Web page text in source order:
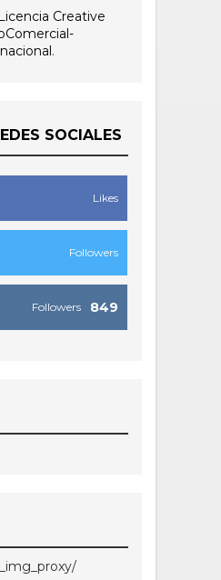
Licencia Creative
.
SOCIALES
Likes
Followers
849
Followers